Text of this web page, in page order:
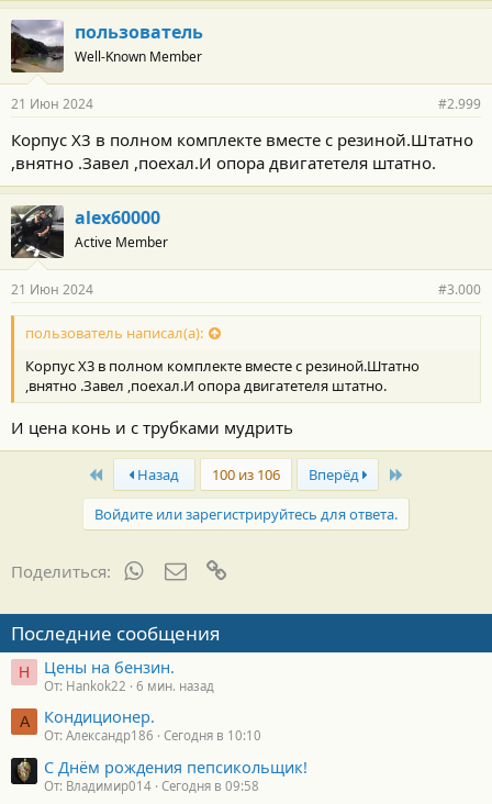
пользователь
Well-Known Member
21 Июн 2024 #2.999
Корпус Х3 в полном комплекте вместе с резиной.Штатно
,внятно .Завел ,поехал.И опора двигатетеля штатно.
alex60000
Active Member
21 Июн 2024 #3.000
пользователь написал(а):
Корпус Х3 в полном комплекте вместе с резиной.Штатно
,внятно .Завел ,поехал.И опора двигатетеля штатно.
И цена конь и с трубками мудрить
First Назад 100 из 106 Вперёд
Войдите или зарегистрируйтесь для ответа.
Поделиться: WhatsAppЭлектронная почта
Последние сообщения
H Цены на бензин.
От: Hankok22 6 мин. назад
А Кондиционер.
От: Александр186 Сегодня в 10:10
С Днём рождения пепсикольщик!
От: Владимир014 Сегодня в 09:58